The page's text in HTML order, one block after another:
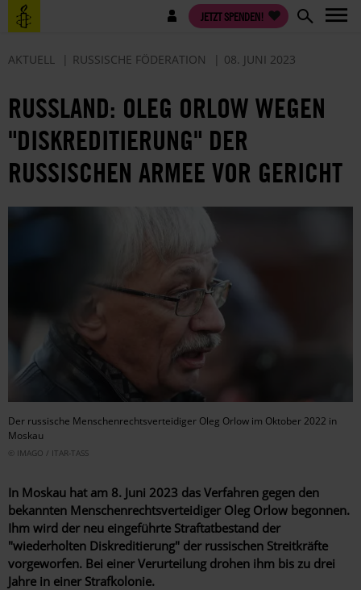
Direkt
zum
Benutzermenü JETZT SPENDEN!
AKTUELL RUSSISCHE FÖDERATION 08. JUNI 2023
RUSSLAND: OLEG ORLOW WEGEN
"DISKREDITIERUNG" DER
RUSSISCHEN ARMEE VOR GERICHT
Der russische Menschenrechtsverteidiger Oleg Orlow im Oktober 2022 in
Moskau
© IMAGO / ITAR-TASS
In Moskau hat am 8. Juni 2023 das Verfahren gegen den
bekannten Menschenrechtsverteidiger Oleg Orlow begonnen.
Ihm wird der neu eingeführte Straftatbestand der
"wiederholten Diskreditierung" der russischen Streitkräfte
vorgeworfen. Bei einer Verurteilung drohen ihm bis zu drei
Jahre in einer Strafkolonie.